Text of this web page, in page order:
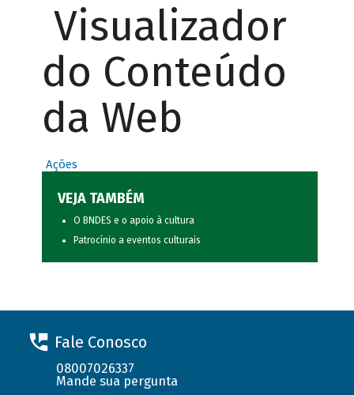
Visualizador
do Conteúdo
da Web
Ações
VEJA TAMBÉM
O BNDES e o apoio à cultura
Patrocínio a eventos culturais
Fale Conosco
08007026337
Mande sua pergunta